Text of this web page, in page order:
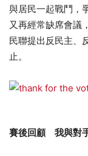
與居民一起戰鬥，
又再經常缺席會議
民聯提出反民主、
止。
賽後回顧 我與對